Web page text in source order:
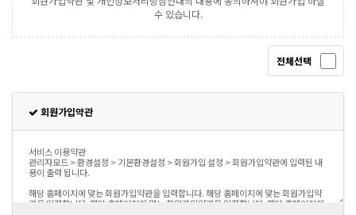
수 있습니다.
전체선택
회원가입약관